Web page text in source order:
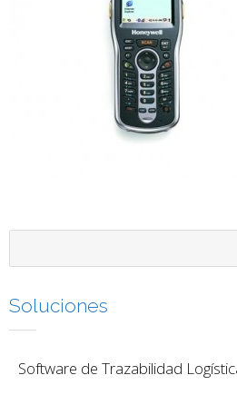
Soluciones
Software de Trazabilidad